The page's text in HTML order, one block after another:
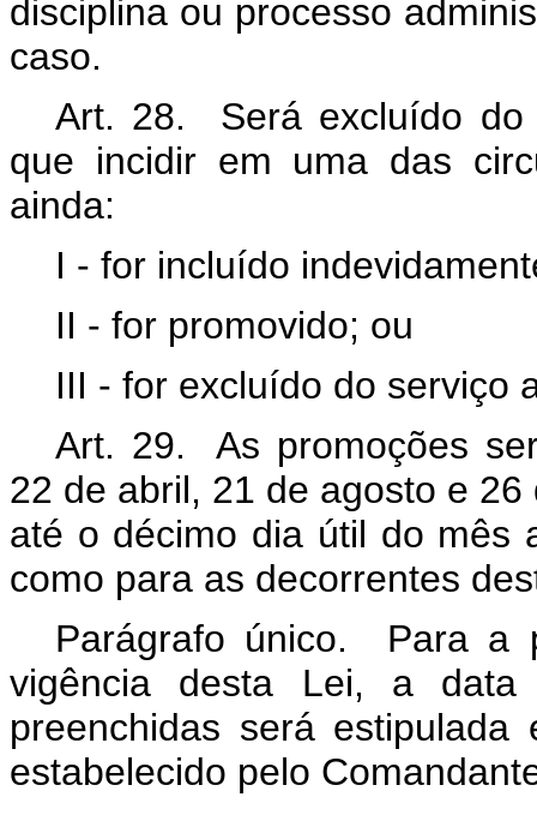
disciplina ou processo
caso.
Art. 28. Será excluído do
que incidir em uma das
ainda:
I - for incluído
II - for promovido; ou
III - for excluído do serviço
Art. 29. As promoções
22 de abril, 21 de agosto e
até o décimo dia útil do mês
como para as decorrentes
Parágrafo único. Para a
vigência desta Lei, a
preenchidas será
estabelecido pelo